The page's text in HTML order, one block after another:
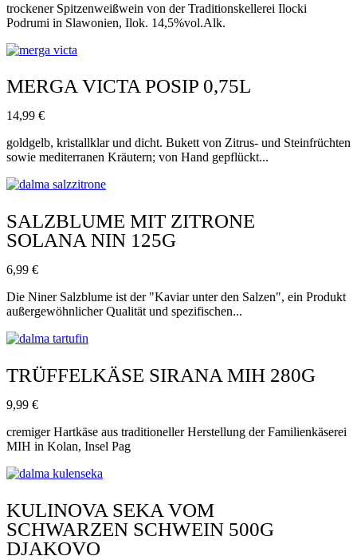
trockener Spitzenweißwein von der Traditionskellerei Ilocki
Podrumi in Slawonien, Ilok. 14,5%vol.Alk.
MERGA VICTA POSIP 0,75L
14,99 €
goldgelb, kristallklar und dicht. Bukett von Zitrus- und Steinfrüchten
sowie mediterranen Kräutern; von Hand gepflückt...
SALZBLUME MIT ZITRONE
SOLANA NIN 125G
6,99 €
Die Niner Salzblume ist der "Kaviar unter den Salzen", ein Produkt
außergewöhnlicher Qualität und spezifischen...
TRÜFFELKÄSE SIRANA MIH 280G
9,99 €
cremiger Hartkäse aus traditioneller Herstellung der Familienkäserei
MIH in Kolan, Insel Pag
KULINOVA SEKA VOM
SCHWARZEN SCHWEIN 500G
DJAKOVO